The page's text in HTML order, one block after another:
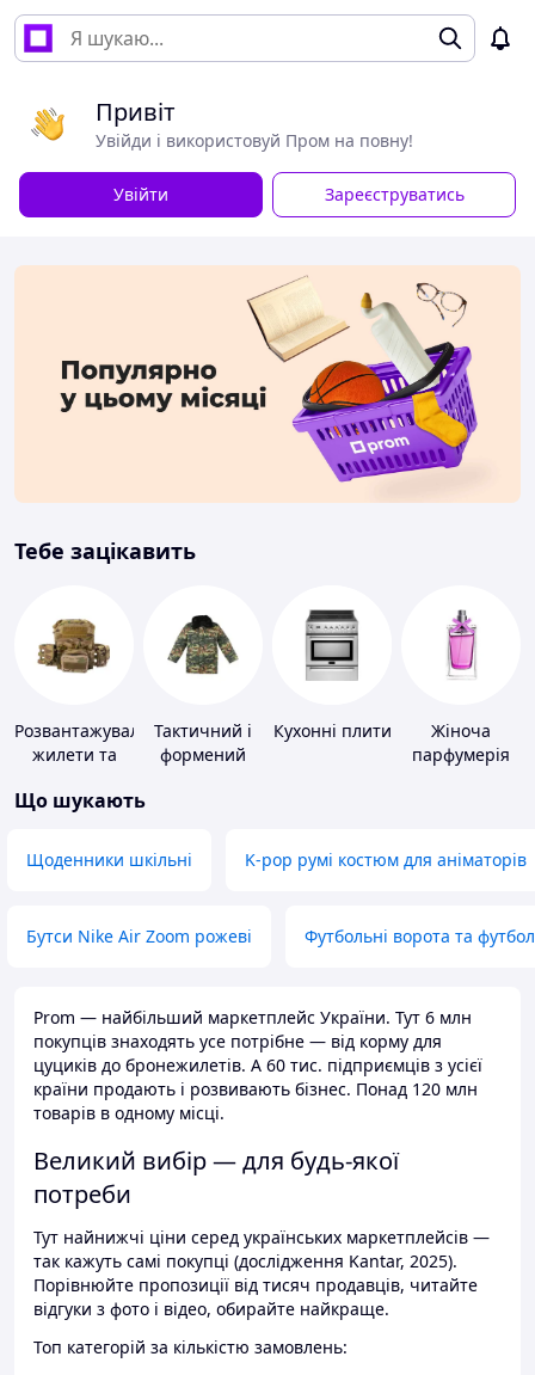
Привіт
Увійди і використовуй Пром на повну!
Увійти Зареєструватись
Тебе зацікавить
Розвантажувальні
жилети та
без плит
Тактичний і
формений
Кухонні плити
Жіноча
парфумерія
Що шукають
Щоденники шкільні K-pop румі костюм для аніматорів
Бутси Nike Air Zoom рожеві Футбольні ворота та
Prom — найбільший маркетплейс України. Тут 6 млн
покупців знаходять усе потрібне — від корму для
цуциків до бронежилетів. А 60 тис. підприємців з усієї
країни продають і розвивають бізнес. Понад 120 млн
товарів в одному місці.
Великий вибір — для будь-якої
потреби
Тут найнижчі ціни серед українських маркетплейсів —
так кажуть самі покупці (дослідження Kantar, 2025).
Порівнюйте пропозиції від тисяч продавців, читайте
відгуки з фото і відео, обирайте найкраще.
Топ категорій за кількістю замовлень: